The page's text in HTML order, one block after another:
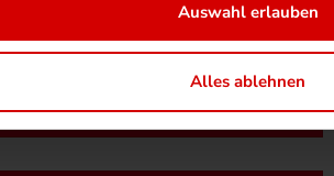
Auswahl erlauben
Alles ablehnen
MEHR ZUM ZERTIFIKAT